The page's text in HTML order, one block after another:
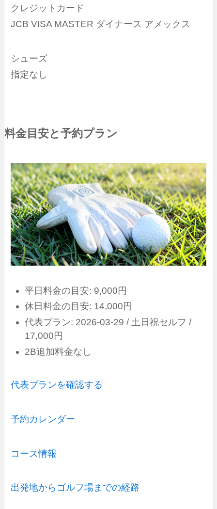
クレジットカード
JCB VISA MASTER ダイナース アメックス
シューズ
指定なし
料金目安と予約プラン
平日料金の目安: 9,000円
休日料金の目安: 14,000円
代表プラン: 2026-03-29 / 土日祝セルフ /
17,000円
2B追加料金なし
代表プランを確認する
予約カレンダー
コース情報
出発地からゴルフ場までの経路